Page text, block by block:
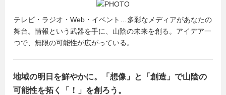
テレビ・ラジオ・Web・イベント…多彩なメディアがあなたの
舞台。情報という武器を手に、山陰の未来を創る。アイデア一
つで、無限の可能性が広がっている。
地域の明日を鮮やかに。「想像」と「創造」で山陰の
可能性を拓く「！」を創ろう。